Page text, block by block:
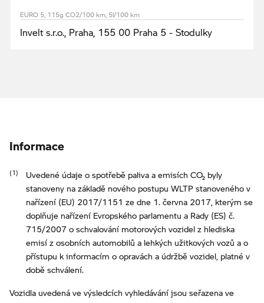
EURO 5, 115g CO2/100 km, 5l/100 km
Invelt s.r.o., Praha, 155 00 Praha 5 - Stodulky
Informace
Uvedené údaje o spotřebě paliva a emisích CO₂ byly
stanoveny na základě nového postupu WLTP stanoveného v
nařízení (EU) 2017/1151 ze dne 1. června 2017, kterým se
doplňuje nařízení Evropského parlamentu a Rady (ES) č.
715/2007 o schvalování motorových vozidel z hlediska
emisí z osobních automobilů a lehkých užitkových vozů a o
přístupu k informacím o opravách a údržbě vozidel, platné v
době schválení.
Vozidla uvedená ve výsledcích vyhledávání jsou seřazena ve